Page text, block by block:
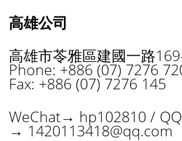
高雄公司
高雄市苓雅區建國一路
Phone: +886 (07) 7276
Fax: +886 (07) 7276 145
WeChat→ hp102810 /
→ 1420113418@qq.com